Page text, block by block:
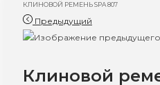
КЛИНОВОЙ РЕМЕНЬ SPA 807
Предыдущий
Клиновой